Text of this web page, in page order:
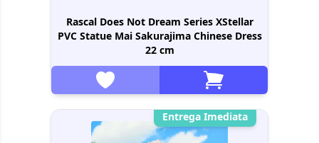
Rascal Does Not Dream Series XStellar
PVC Statue Mai Sakurajima Chinese Dress
22 cm
Entrega Imediata